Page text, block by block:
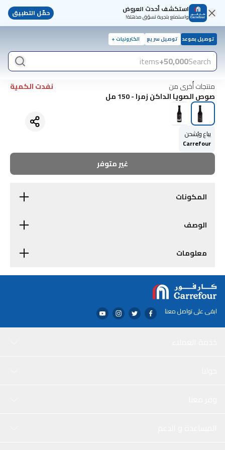
استكشف أحدث العروض
واستمتع بتجربة تسوّق مذهلة! حمّل التطبيق
توصيل بموعد توصيل سريع الكترونيات +
Search
50,000+
items
منتجات أُخرى من نفدت الكمية
صوص الصويا الداكن زمرا - 150 مل
يباع ويُشحن
Carrefour
غير متوفر
المكونات
الوصف
معلومات
ابقى على تواصل معنا